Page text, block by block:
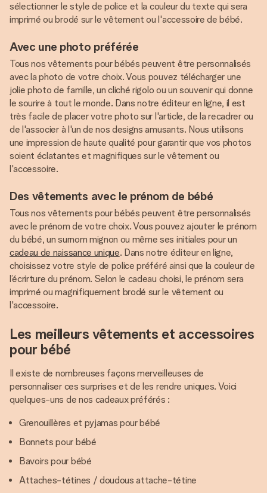
sélectionner le style de police et la couleur du texte qui sera
imprimé ou brodé sur le vêtement ou l'accessoire de bébé.
Avec une photo préférée
Tous nos vêtements pour bébés peuvent être personnalisés
avec la photo de votre choix. Vous pouvez télécharger une
jolie photo de famille, un cliché rigolo ou un souvenir qui donne
le sourire à tout le monde. Dans notre éditeur en ligne, il est
très facile de placer votre photo sur l'article, de la recadrer ou
de l'associer à l'un de nos designs amusants. Nous utilisons
une impression de haute qualité pour garantir que vos photos
soient éclatantes et magnifiques sur le vêtement ou
l'accessoire.
Des vêtements avec le prénom de bébé
Tous nos vêtements pour bébés peuvent être personnalisés
avec le prénom de votre choix. Vous pouvez ajouter le prénom
du bébé, un surnom mignon ou même ses initiales pour un
cadeau de naissance unique. Dans notre éditeur en ligne,
choisissez votre style de police préféré ainsi que la couleur de
l’écrirture du prénom. Selon le cadeau choisi, le prénom sera
imprimé ou magnifiquement brodé sur le vêtement ou
l'accessoire.
Les meilleurs vêtements et accessoires
pour bébé
Il existe de nombreuses façons merveilleuses de
personnaliser ces surprises et de les rendre uniques. Voici
quelques-uns de nos cadeaux préférés :
Grenouillères et pyjamas pour bébé
Bonnets pour bébé
Bavoirs pour bébé
Attaches-tétines / doudous attache-tétine